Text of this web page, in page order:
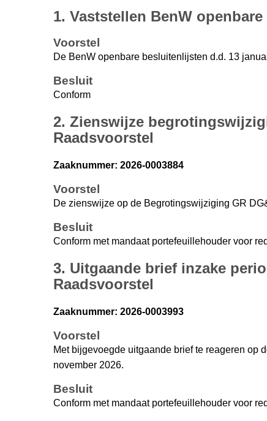
1. Vaststellen BenW
Voorstel
De BenW openbare besluitenlijsten d.d. 13
Besluit
Conform
2. Zienswijze
Raadsvoorstel
Zaaknummer: 2026-0003884
Voorstel
De zienswijze op de Begrotingswijziging GR
Besluit
Conform met mandaat portefeuillehouder voor
3. Uitgaande brief inzake
Raadsvoorstel
Zaaknummer: 2026-0003993
Voorstel
Met bijgevoegde uitgaande brief te reageren op
november 2026.
Besluit
Conform met mandaat portefeuillehouder voor